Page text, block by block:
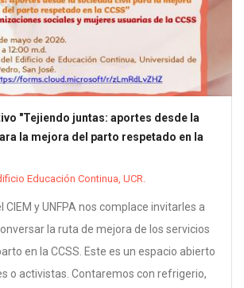
"Tejiendo juntas: aportes desde la
la mejora del parto respetado en la
Educación Continua, UCR.
CIEM y UNFPA nos complace invitarles a
la ruta de mejora de los servicios
en la CCSS. Este es un espacio abierto
o activistas. Contaremos con refrigerio,